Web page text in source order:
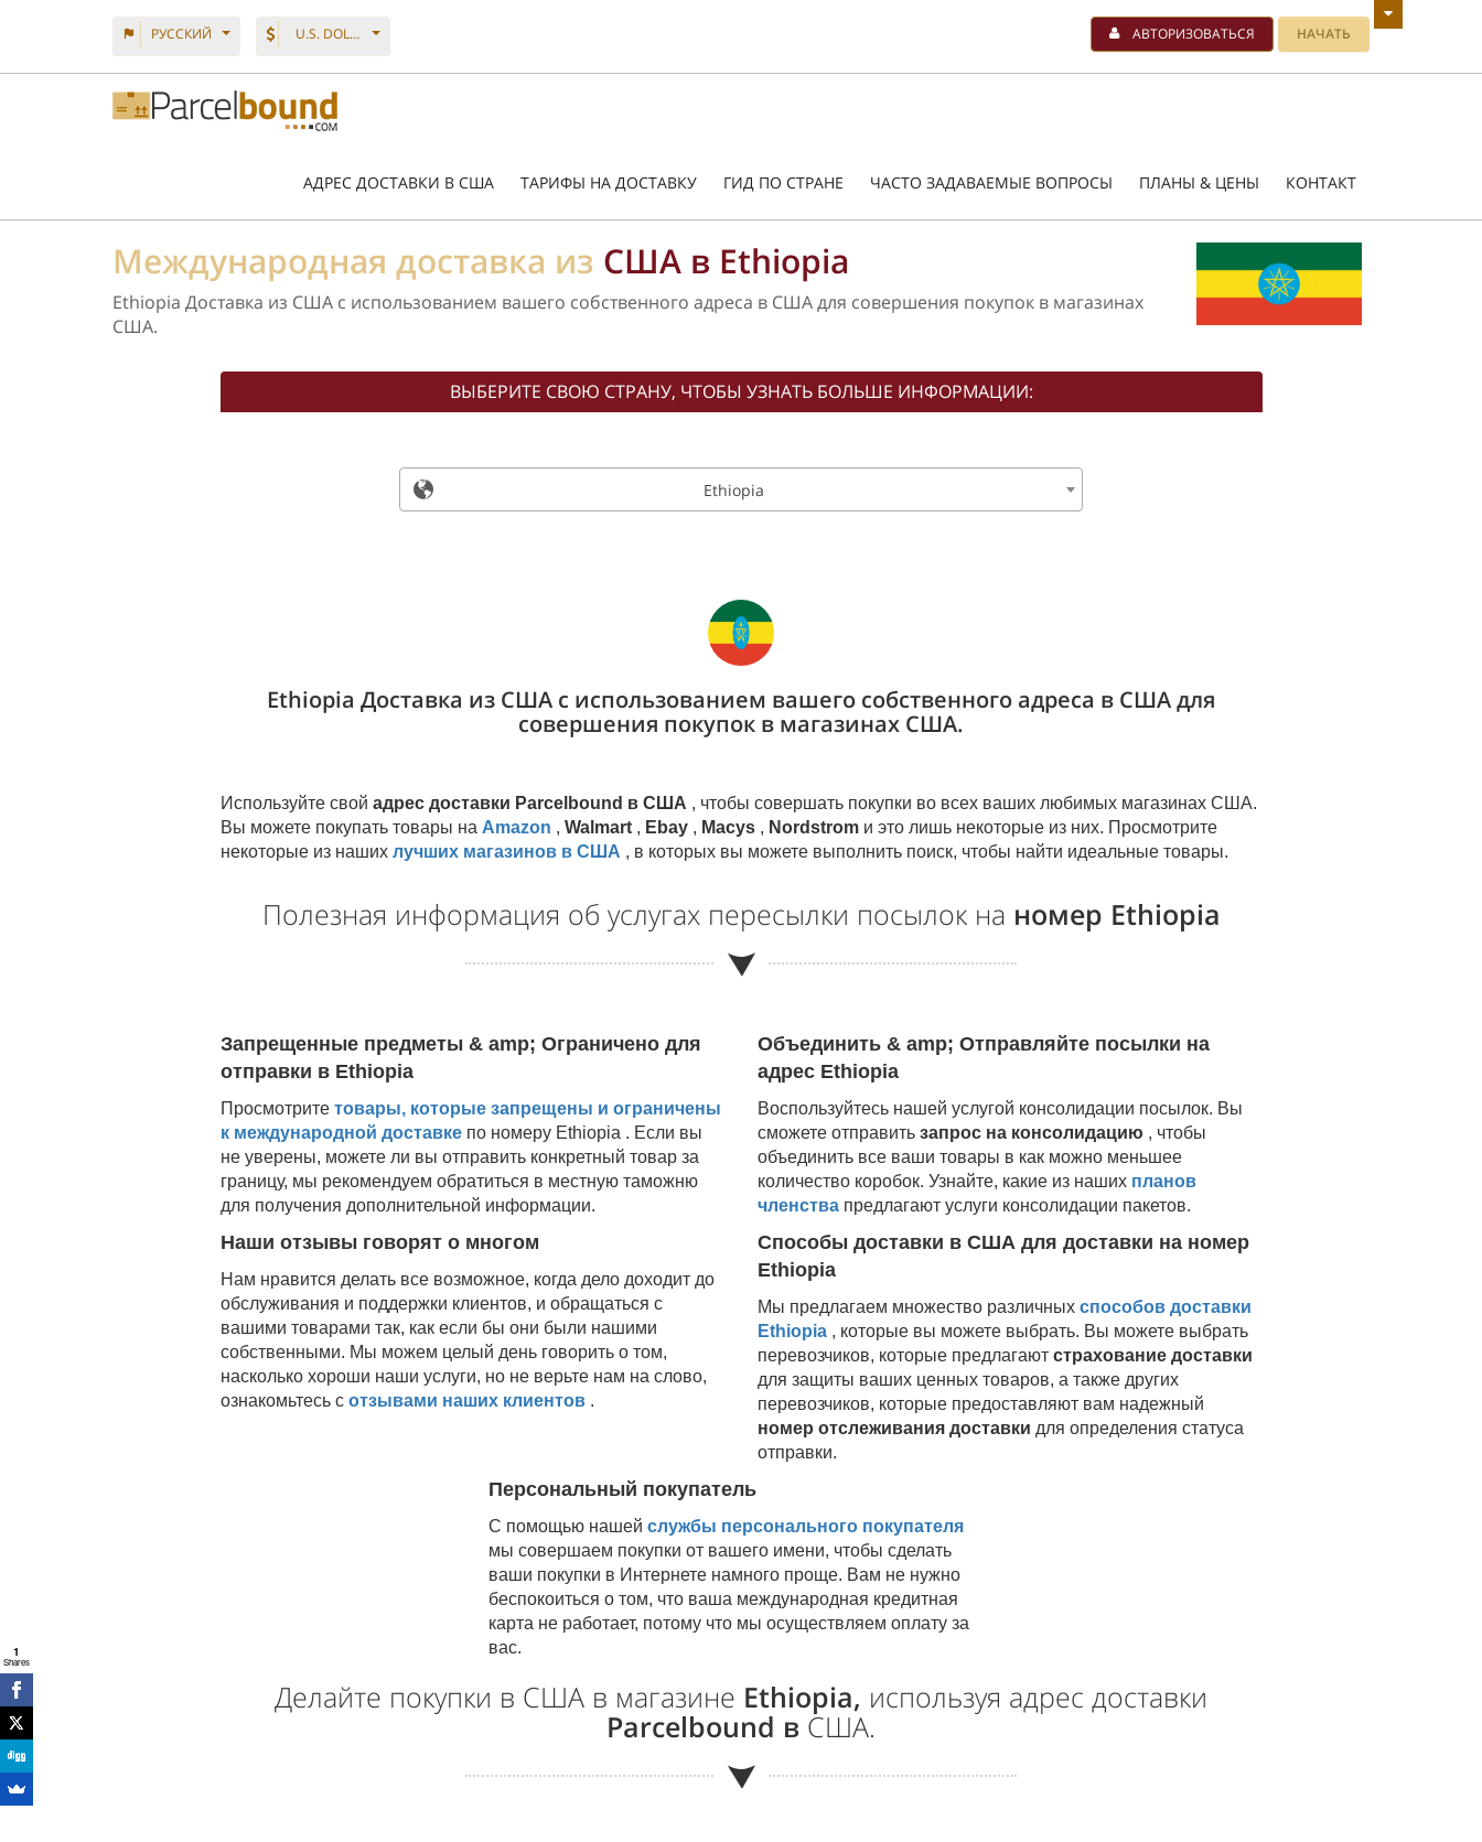
PУССКИЙ U.S. DOLLAR АВТОРИЗОВАТЬСЯ НАЧАТЬ
АДРЕС ДОСТАВКИ В США ТАРИФЫ НА ДОСТАВКУ ГИД ПО СТРАНЕ ЧАСТО ЗАДАВАЕМЫЕ ВОПРОСЫ ПЛАНЫ & ЦЕНЫ КОНТАКТ
Международная доставка из США в Ethiopia
Ethiopia Доставка из США с использованием вашего собственного адреса в США для совершения покупок в магазинах
США.
ВЫБЕРИТЕ СВОЮ СТРАНУ, ЧТОБЫ УЗНАТЬ БОЛЬШЕ ИНФОРМАЦИИ:
Ethiopia
Ethiopia Доставка из США с использованием вашего собственного адреса в США для
совершения покупок в магазинах США.
Используйте свой адрес доставки Parcelbound в США , чтобы совершать покупки во всех ваших любимых магазинах США.
Вы можете покупать товары на Amazon , Walmart, Ebay, Macys, Nordstromи это лишь некоторые из них. Просмотрите
некоторые из наших лучших магазинов в США , в которых вы можете выполнить поиск, чтобы найти идеальные товары.
Полезная информация об услугах пересылки посылок на номер Ethiopia
Запрещенные предметы & amp; Ограничено для
отправки в Ethiopia
Просмотрите товары, которые запрещены и ограничены
к международной доставкепо номеру Ethiopia . Если вы
не уверены, можете ли вы отправить конкретный товар за
границу, мы рекомендуем обратиться в местную таможню
для получения дополнительной информации.
Объединить & amp; Отправляйте посылки на
адрес Ethiopia
Воспользуйтесь нашей услугой консолидации посылок. Вы
сможете отправить запрос на консолидацию , чтобы
объединить все ваши товары в как можно меньшее
количество коробок. Узнайте, какие из наших планов
членства предлагают услуги консолидации пакетов.
Наши отзывы говорят о многом
Нам нравится делать все возможное, когда дело доходит до
обслуживания и поддержки клиентов, и обращаться с
вашими товарами так, как если бы они были нашими
собственными. Мы можем целый день говорить о том,
насколько хороши наши услуги, но не верьте нам на слово,
ознакомьтесь с отзывами наших клиентов.
Способы доставки в США для доставки на номер
Ethiopia
Мы предлагаем множество различных способов доставки
Ethiopia , которые вы можете выбрать. Вы можете выбрать
перевозчиков, которые предлагают страхование доставки
для защиты ваших ценных товаров, а также других
перевозчиков, которые предоставляют вам надежный
номер отслеживания доставки для определения статуса
отправки.
Персональный покупатель
С помощью нашейслужбы персонального покупателя
мы совершаем покупки от вашего имени, чтобы сделать
ваши покупки в Интернете намного проще. Вам не нужно
беспокоиться о том, что ваша международная кредитная
карта не работает, потому что мы осуществляем оплату за
вас.
Делайте покупки в США в магазине Ethiopia, используя адрес доставки
Parcelbound в США.
1
Shares